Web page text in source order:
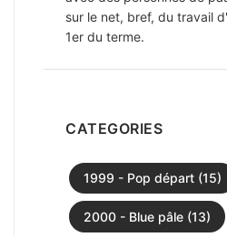
sur le net, bref, du travail
1er du terme.
CATEGORIES
1999 - Pop départ (15)
2000 - Blue pâle (13)